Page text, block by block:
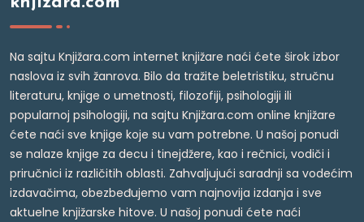
Na sajtu Knjižara.com internet knjižare naći ćete širok izbor
naslova iz svih žanrova. Bilo da tražite beletristiku, stručnu
literaturu, knjige o umetnosti, filozofiji, psihologiji ili
popularnoj psihologiji, na sajtu Knjižara.com online knjižare
ćete naći sve knjige koje su vam potrebne. U našoj ponudi
se nalaze knjige za decu i tinejdžere, kao i rečnici, vodiči i
priručnici iz različitih oblasti. Zahvaljujući saradnji sa vodećim
izdavačima, obezbeđujemo vam najnovija izdanja i sve
aktuelne knjižarske hitove. U našoj ponudi ćete naći